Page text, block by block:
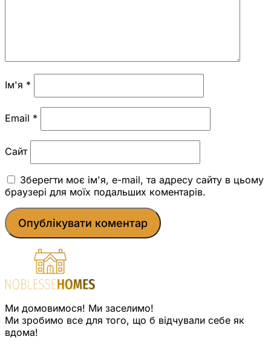
Ім'я *
Email *
Сайт
Зберегти моє ім'я, e-mail, та адресу сайту в цьому
браузері для моїх подальших коментарів.
Ми домовимося! Ми заселимо!
Ми зробимо все для того, що б відчували себе як
вдома!